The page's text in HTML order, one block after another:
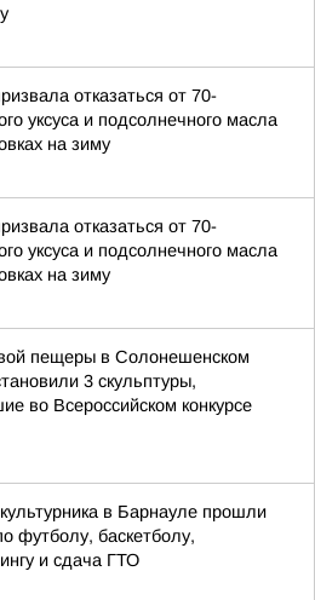
отказаться от 70-
уксуса и подсолнечного масла
на зиму
отказаться от 70-
уксуса и подсолнечного масла
на зиму
пещеры в Солонешенском
3 скульптуры,
во Всероссийском конкурсе
в Барнауле прошли
футболу, баскетболу,
и сдача ГТО